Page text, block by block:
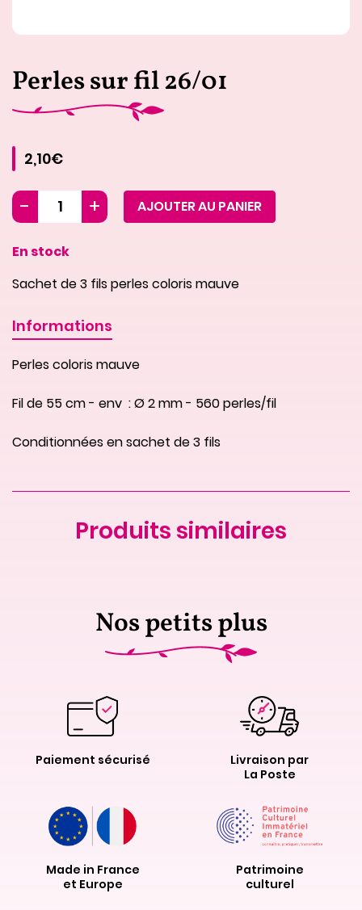
Perles sur fil 26/01
2,10€
AJOUTER AU PANIER
En stock
Sachet de 3 fils perles coloris mauve
Informations
Perles coloris mauve
Fil de 55 cm - env  : Ø 2 mm - 560 perles/fil
Conditionnées en sachet de 3 fils
Produits similaires
Nos petits plus
Paiement sécurisé
Livraison par
La Poste
Made in France
et Europe
Patrimoine
culturel